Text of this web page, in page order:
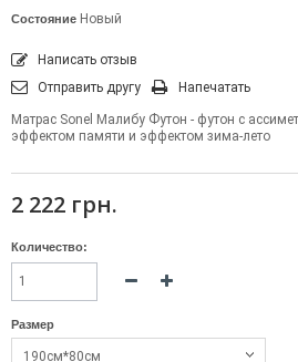
Состояние Новый
Написать отзыв
Отправить другу
Напечатать
Матрас Sonel Малибу Футон - футон с
эффектом памяти и эффектом зима-лето
2 222 грн.
Количество:
Размер
190см*80см